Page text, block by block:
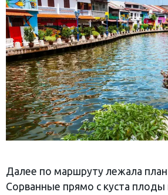
Далее по маршруту лежала
Сорванные прямо с куста плоды